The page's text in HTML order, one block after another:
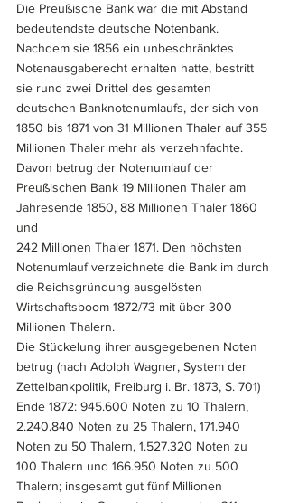
Die Preußische Bank war die mit Abstand
bedeutendste deutsche Notenbank.
Nachdem sie 1856 ein unbeschränktes
Notenausgaberecht erhalten hatte, bestritt
sie rund zwei Drittel des gesamten
deutschen Banknotenumlaufs, der sich von
1850 bis 1871 von 31 Millionen Thaler auf 355
Millionen Thaler mehr als verzehnfachte.
Davon betrug der Notenumlauf der
Preußischen Bank 19 Millionen Thaler am
Jahresende 1850, 88 Millionen Thaler 1860
und
242 Millionen Thaler 1871. Den höchsten
Notenumlauf verzeichnete die Bank im durch
die Reichsgründung ausgelösten
Wirtschaftsboom 1872/73 mit über 300
Millionen Thalern.
Die Stückelung ihrer ausgegebenen Noten
betrug (nach Adolph Wagner, System der
Zettelbankpolitik, Freiburg i. Br. 1873, S. 701)
Ende 1872: 945.600 Noten zu 10 Thalern,
2.240.840 Noten zu 25 Thalern, 171.940
Noten zu 50 Thalern, 1.527.320 Noten zu
100 Thalern und 166.950 Noten zu 500
Thalern; insgesamt gut fünf Millionen